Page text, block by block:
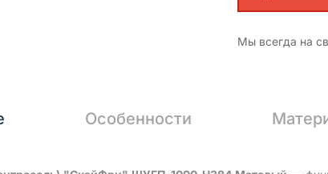
Мы всегда на
Особенности